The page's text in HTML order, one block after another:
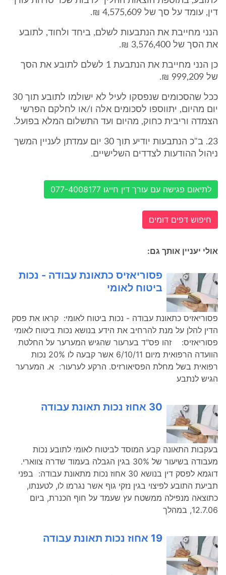
דין, עומד על סך של 4,575,609 ₪.
הנני מחייבת את הנתבעות לשלם, ביחד ולחוד, לתובע
את הסך של 3,576,400 ₪.
כן הנני מחייבת את הנתבעת 1 לשלם לתובע את הסך
של 999,209 ₪.
ככל שהסכומים שנפסקו לעיל לא ישולמו לתובע תוך 30
יום מהיום, יתווספו לסכומים אלה ו/או לחלקם הפרשי
הצמדה וריבית כחוק, מהיום ועד התשלום המלא בפועל.
23. ב"כ הנתבעות יודיע תוך 30 יום עמדתן לעניין המשך
ניהול ההודעות לצדדים השלישיים.
לתיאום פגישה עם עורך דין חייגו 077-4008177
חיפוש דפים דומים
אולי יעניין אותך גם:
פסוריאזיס כתאונת עבודה - נכות
ביטוח לאומי
פסוריאזיס כתאונת עבודה - נכות ביטוח לאומי: קראו את פסק
הדין להלן על מנת להרחיב את הידע בנושא נכות ביטוח לאומי
פסוריאזיס: זהו פס"ד בערעור שהגיש המערער על החלטת
הוועדה הרפואית מיום 6/10/11 אשר קבעה לו 20% נכות
רפואית בשל מחלת הפסיאורזיס. הרקע לערעור: א. המערער
הגיש לנתבע
30 אחוז נכות תאונת עבודה
בעקבות התאונה קבע המוסד לביטוח לאומי לתובע נכות
מעבודה בשיעור של 30% בגין הגבלה בעמוד שדרה צווארי.
דוגמא לפסק דין בנושא 30 אחוז נכות מתאונת עבודה: בפני
תביעת התובע לפיצוי בגין נזקי גוף אשר נגרמו לו, לטענתו,
כתוצאה מנפילה ממשטח עץ שעמד על חוף הכנרת, ביום
12.7.06, במהלך
19 אחוז נכות תאונת עבודה